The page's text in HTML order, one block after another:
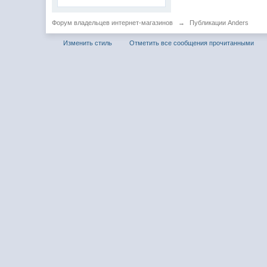
Форум владельцев интернет-магазинов → Публикации Anders
Изменить стиль Отметить все сообщения прочитанными